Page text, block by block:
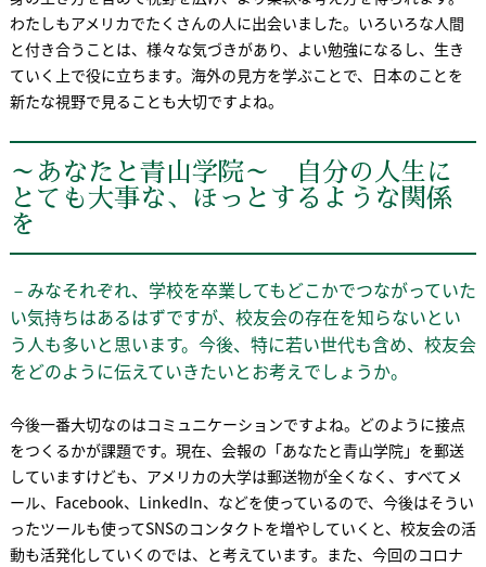
わたしもアメリカでたくさんの人に出会いました。いろいろな人間
と付き合うことは、様々な気づきがあり、よい勉強になるし、生き
ていく上で役に立ちます。海外の見方を学ぶことで、日本のことを
新たな視野で見ることも大切ですよね。
～あなたと青山学院～ 自分の人生に
とても大事な、ほっとするような関係
を
－みなそれぞれ、学校を卒業してもどこかでつながっていた
い気持ちはあるはずですが、校友会の存在を知らないとい
う人も多いと思います。今後、特に若い世代も含め、校友会
をどのように伝えていきたいとお考えでしょうか。
今後一番大切なのはコミュニケーションですよね。どのように接点
をつくるかが課題です。現在、会報の「あなたと青山学院」を郵送
していますけども、アメリカの大学は郵送物が全くなく、すべてメ
ール、Facebook、LinkedIn、などを使っているので、今後はそうい
ったツールも使ってSNSのコンタクトを増やしていくと、校友会の活
動も活発化していくのでは、と考えています。また、今回のコロナ